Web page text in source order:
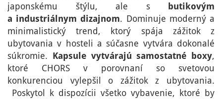
japonskému štýlu, ale s
butikovým
a industriálnym dizajnom. Dominuje moderný a
minimalistický trend, ktorý spája zážitok z
ubytovania v hosteli a súčasne vytvára dokonalé
súkromie. Kapsule vytvárajú samostatné boxy,
ktoré CHORS v porovnaní so svetovou
konkurenciou vylepšil o zážitok z ubytovania.
Poskytol k dispozícii všetko vybavenie, ktoré by